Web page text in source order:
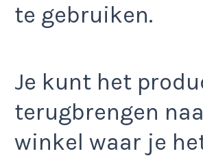
te gebruiken.
Je kunt het
terugbrengen
winkel waar je